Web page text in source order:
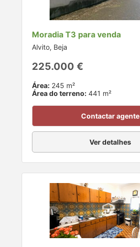
Moradia T3 para venda
Alvito, Beja
225.000 €
Área: 245 m²
Área do terreno: 441 m²
Contactar agente
Ver detalhes